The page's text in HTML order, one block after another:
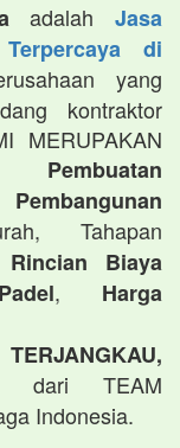
adalah Jasa
di
yang
kontraktor
MERUPAKAN
Pembangunan
Tahapan
Rincian Biaya
, Harga
TERJANGKAU,
dari TEAM
Indonesia.